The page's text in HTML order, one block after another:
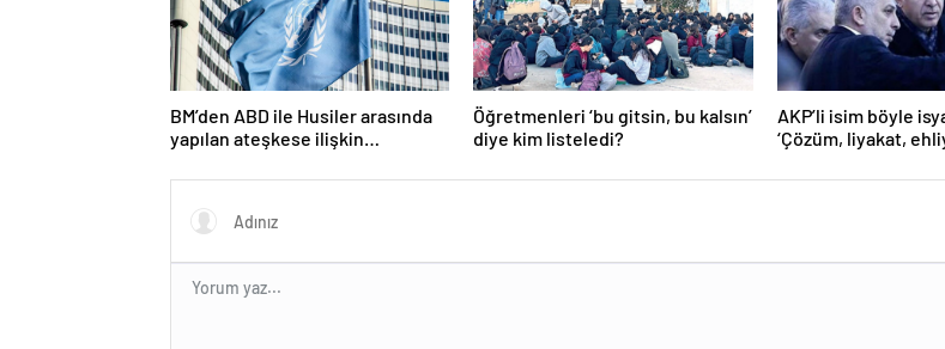
BM’den ABD ile Husiler arasında
yapılan ateşkese ilişkin
Öğretmenleri ‘bu gitsin, bu kalsın’
diye kim listeledi?
AKP’li isim böyle
‘Çözüm, liyakat,